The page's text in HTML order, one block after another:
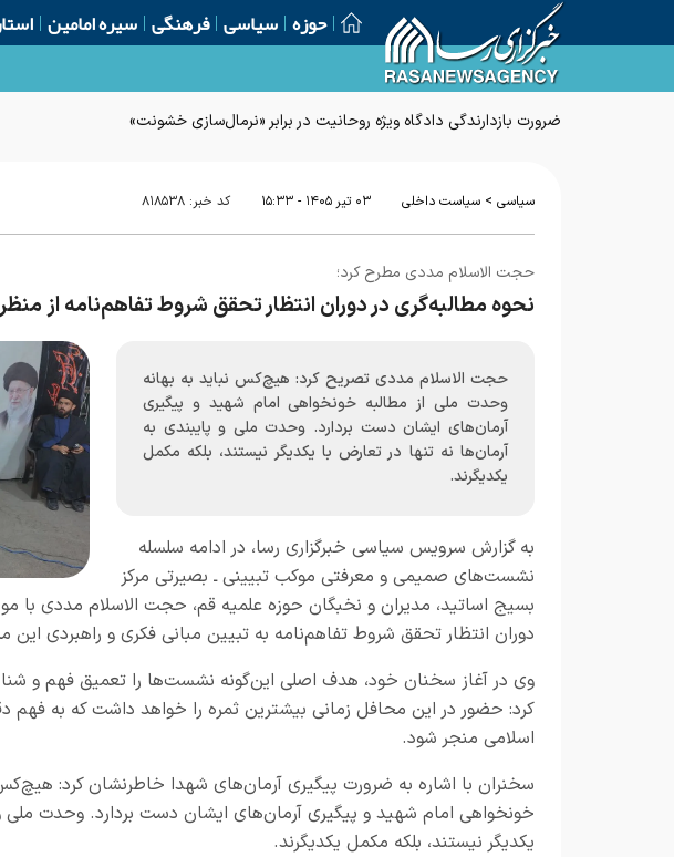
حوزه سیاسی فرهنگی سیره امامین
سیاسی > سیاست داخلی ۰۳ تير ۱۴۰۵ - ۱۵:۳۳ کد خبر: ۸۱۸۵۳۸
حجت الاسلام مددی مطرح کرد؛
نحوه مطالبه‌گری در دوران انتظار تحقق شروط تفاهم‌نامه از
حجت الاسلام مددی تصریح کرد: هیچ‌کس نباید به بهانه
وحدت ملی از مطالبه خونخواهی امام شهید و پیگیری
آرمان‌های ایشان دست بردارد. وحدت ملی و پایبندی به
آرمان‌ها نه تنها در تعارض با یکدیگر نیستند، بلکه مکمل
یکدیگرند.
به گزارش سرویس سیاسی خبرگزاری رسا، در ادامه سلسله
نشست‌های صمیمی و معرفتی موکب تبیینی ـ بصیرتی مرکز
بسیج اساتید، مدیران و نخبگان حوزه علمیه قم، حجت الاسلام مددی با
دوران انتظار تحقق شروط تفاهم‌نامه به تبیین مبانی فکری و راهبردی این
وی در آغاز سخنان خود، هدف اصلی این‌گونه نشست‌ها را تعمیق فهم و
کرد: حضور در این محافل زمانی بیشترین ثمره را خواهد داشت که به فهم
اسلامی منجر شود.
سخنران با اشاره به ضرورت پیگیری آرمان‌های شهدا خاطرنشان کرد:
خونخواهی امام شهید و پیگیری آرمان‌های ایشان دست بردارد. وحدت ملی و
یکدیگر نیستند، بلکه مکمل یکدیگرند.